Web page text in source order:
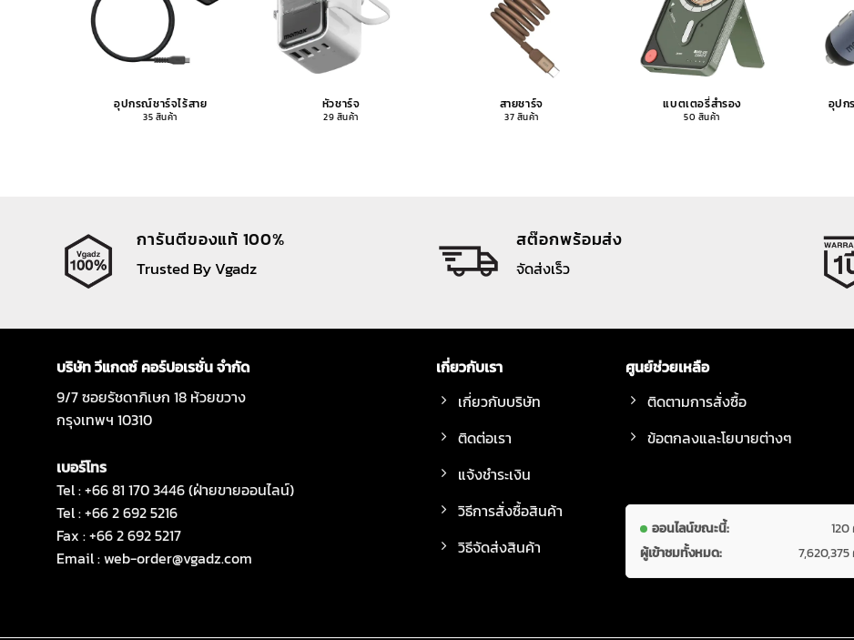
อุปกรณ์ชาร์จไร้สาย
35 สินค้า
หัวชาร์จ
29 สินค้า
สายชาร์จ
37 สินค้า
แบตเตอรี่สำรอง
50 สินค้า
อุปก
การันตีของแท้ 100%
Trusted By Vgadz
สต๊อกพร้อมส่ง
จัดส่งเร็ว
บริษัท วีแกดซ์ คอร์ปอเรชั่น จำกัด
9/7 ซอยรัชดาภิเษก 18 ห้วยขวาง
กรุงเทพฯ 10310
เบอร์โทร
Tel : +66 81 170 3446 (ฝ่ายขายออนไลน์)
Tel : +66 2 692 5216
Fax : +66 2 692 5217
Email :web-order@vgadz.com
เกี่ยวกับเรา
เกี่ยวกับบริษัท
ติดต่อเรา
แจ้งชำระเงิน
วิธีการสั่งซื้อสินค้า
วิธีจัดส่งสินค้า
ศูนย์ช่วยเหลือ
ติดตามการสั่งซื้อ
ข้อตกลงและโยบายต่างๆ
ออนไลน์ขณะนี้:
ผู้เข้าชมทั้งหมด: